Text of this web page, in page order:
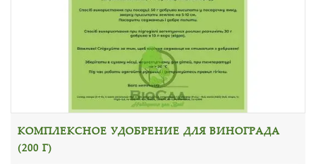
КОМПЛЕКСНОЕ УДОБРЕНИЕ ДЛЯ ВИНОГРАДА
(200 Г)